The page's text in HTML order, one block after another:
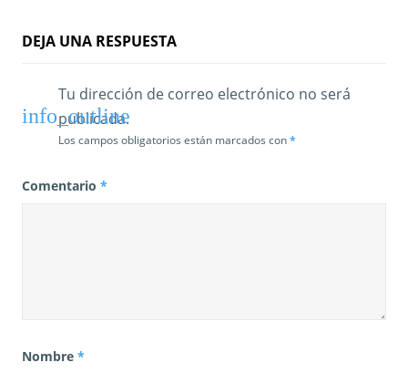
d
DEJA UNA RESPUESTA
Tu dirección de correo electrónico no será
publicada.
Los campos obligatorios están marcados con*
Comentario *
Nombre *